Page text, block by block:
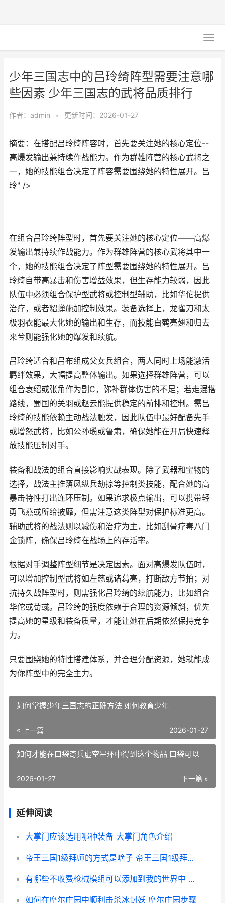
少年三国志中的吕玲绮阵型需要注意哪
些因素 少年三国志的武将品质排行
作者： admin • 更新时间：2026-01-27
摘要：在搭配吕玲绮阵容时，首先要关注她的核心定位--
高爆发输出兼持续作战能力。作为群雄阵营的核心武将之
一，她的技能组合决定了阵容需要围绕她的特性展开。吕
玲" />
在组合吕玲绮阵型时，首先要关注她的核心定位——高爆
发输出兼持续作战能力。作为群雄阵营的核心武将其中一
个，她的技能组合决定了阵型需要围绕她的特性展开。吕
玲绮自带高暴击和伤害增益效果，但生存能力较弱，因此
队伍中必须组合保护型武将或控制型辅助，比如华佗提供
治疗，或者貂蝉施加控制效果。装备选择上，龙雀刀和太
极羽衣能最大化她的输出和生存，而技能白鹤亮翅和归去
来兮则能强化她的爆发和续航。
吕玲绮适合和吕布组成父女兵组合，两人同时上场能激活
羁绊效果，大幅提高整体输出。如果选择群雄阵营，可以
组合袁绍或张角作为副C，弥补群体伤害的不足；若走混搭
路线，蜀国的关羽或赵云能提供稳定的前排和控制。需吕
玲绮的技能依赖主动战法触发，因此队伍中最好配备先手
或增怒武将，比如公孙瓒或鲁肃，确保她能在开局快速释
放技能压制对手。
装备和战法的组合直接影响实战表现。除了武器和宝物的
选择，战法主推落凤纵兵劫掠等控制类技能，配合她的高
暴击特性打出连环压制。如果追求极点输出，可以携带轻
勇飞燕或所给披靡，但需注意这类阵型对保护标准更高。
辅助武将的战法则以减伤和治疗为主，比如刮骨疗毒八门
金锁阵，确保吕玲绮在战场上的存活率。
根据对手调整阵型细节是决定因素。面对高爆发队伍时，
可以增加控制型武将如左慈或诸葛亮，打断敌方节拍；对
抗持久战阵型时，则需强化吕玲绮的续航能力，比如组合
华佗或荀彧。吕玲绮的强度依赖于合理的资源倾斜，优先
提高她的星级和装备质量，才能让她在后期依然保持竞争
力。
只要围绕她的特性搭建体系，并合理分配资源，她就能成
为你阵型中的完全主力。
如何掌握少年三国志的正确方法 如何教育少年
« 上一篇 2026-01-27
如何才能在口袋奇兵虚空星环中得到这个物品 口袋可以
下一篇 »
2026-01-27
延伸阅读
大掌门应该选用哪种装备 大掌门角色介绍
帝王三国1级拜师的方式是啥子 帝王三国1级拜师怎么玩
有哪些不收费枪械模组可以添加到我的世界中 没有不收费的吗
如何在摩尔庄园中顺利击杀冰封妖 摩尔庄园步骤